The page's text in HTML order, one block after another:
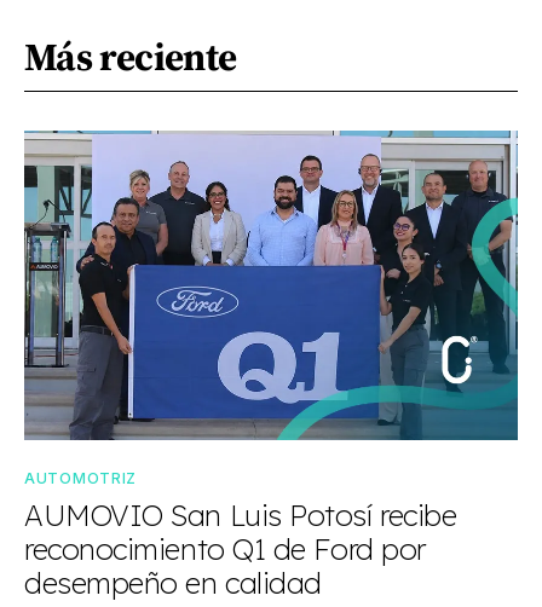
Más reciente
AUTOMOTRIZ
AUMOVIO San Luis Potosí recibe
reconocimiento Q1 de Ford por
desempeño en calidad